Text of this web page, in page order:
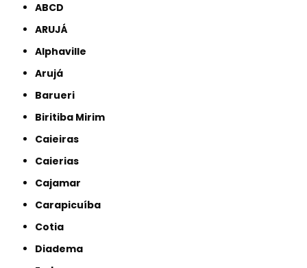
ABCD
ARUJÁ
Alphaville
Arujá
Barueri
Biritiba Mirim
Caieiras
Caierias
Cajamar
Carapicuíba
Cotia
Diadema